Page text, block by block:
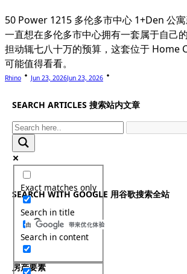
50 Power 1215 多伦多市中心 1+Den 公
一直想在多伦多市中心拥有一套属于自己
担动辄七八十万的预算，这套位于 Home
可能值得看看。
Rhino Jun 23, 2026Jun 23, 2026
SEARCH ARTICLES 搜索站内文章
Exact matches only
Search in title
Search in content
SEARCH WITH GOOGLE 用谷歌搜索全站
房产要素